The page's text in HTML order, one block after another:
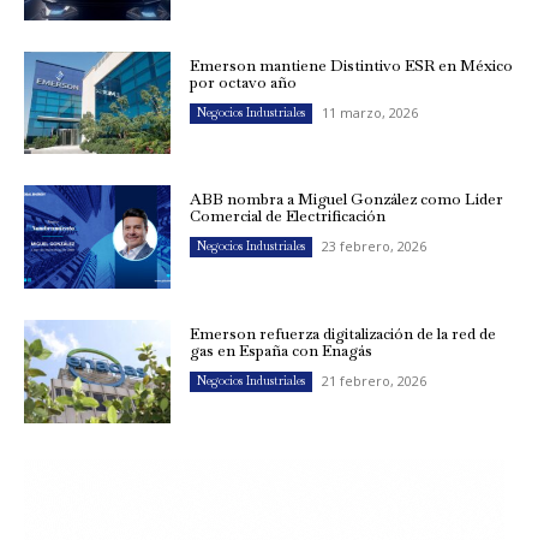
Emerson mantiene Distintivo ESR en México
por octavo año
Negocios Industriales 11 marzo, 2026
ABB nombra a Miguel González como Líder
Comercial de Electrificación
Negocios Industriales 23 febrero, 2026
Emerson refuerza digitalización de la red de
gas en España con Enagás
Negocios Industriales 21 febrero, 2026